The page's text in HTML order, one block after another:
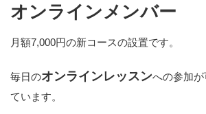
オンラインメンバー
月額7,000円の新コースの設置です。
毎日のオンラインレッスンへの参加
ています。